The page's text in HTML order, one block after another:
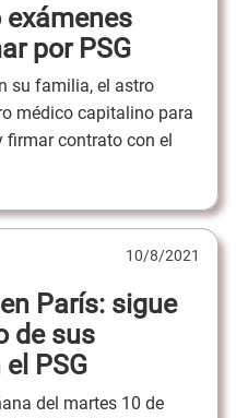
exámenes
por PSG
su familia, el astro
médico capitalino para
contrato con el
10/8/2021
París: sigue
de sus
PSG
del martes 10 de